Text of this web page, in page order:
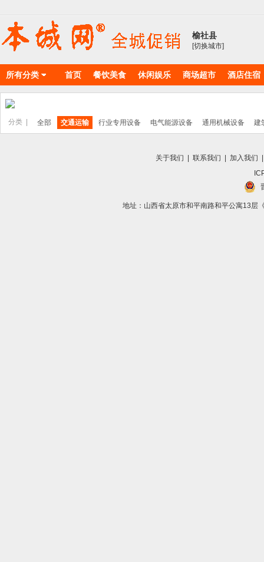
榆社县
[切换城市]
所有分类 首页 餐饮美食 休闲娱乐 商场超市 酒店住宿
物料耗材 丽人美店
分类 | 全部 交通运输 行业专用设备 电气能源设备 通用机械设备 建
关于我们 联系我们 加入我们
地址：山西省太原市和平南路和平公寓13